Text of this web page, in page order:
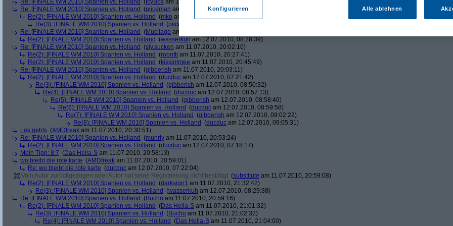
Re: [FINALE WM 2010] Spanien vs. Holland ( IcyBox am 11.07.2010, 17:22:38)
Re: [FINALE WM 2010] Spanien vs. Holland (piiceman am 11.07.2010, 17:42:05)
Re(2): [FINALE WM 2010] Spanien vs. Holland (mko am 11.07.2010, 17:45:00)
Re(3): [FINALE WM 2010] Spanien vs. Holland (piiceman
Re: [FINALE WM 2010] Spanien vs. Holland (Mucilago am 11.07.2010, 19:16:01)
Re(2): [FINALE WM 2010] Spanien vs. Holland (wasserkuh am 12.07.2010, 08:28:39)
Re: [FINALE WM 2010] Spanien vs. Holland (sly.sucken am 11.07.2010, 20:02:10)
Re(2): [FINALE WM 2010] Spanien vs. Holland (robotti am 11.07.2010, 20:27:41)
Re(2): [FINALE WM 2010] Spanien vs. Holland (kissimmee am 11.07.2010, 20:45:49)
Re: [FINALE WM 2010] Spanien vs. Holland (gibberish am 11.07.2010, 20:03:11)
Re(2): [FINALE WM 2010] Spanien vs. Holland (ducduc am 12.07.2010, 07:21:42)
Re(3): [FINALE WM 2010] Spanien vs. Holland (gibberish am 12.07.2010, 08:50:32)
Re(4): [FINALE WM 2010] Spanien vs. Holland (ducduc am 12.07.2010, 08:57:13)
Re(5): [FINALE WM 2010] Spanien vs. Holland (gibberish am 12.07.2010, 08:58:40)
Re(6): [FINALE WM 2010] Spanien vs. Holland (ducduc am 12.07.2010, 08:59:58)
Re(7): [FINALE WM 2010] Spanien vs. Holland (gibberish am 12.07.2010, 09:02:22)
Re(8): [FINALE WM 2010] Spanien vs. Holland (ducduc am 12.07.2010, 09:05:31)
Los gehts (AMDfreak am 11.07.2010, 20:30:51)
Re: [FINALE WM 2010] Spanien vs. Holland (muhrly am 11.07.2010, 20:53:24)
Re(2): [FINALE WM 2010] Spanien vs. Holland (ducduc am 12.07.2010, 07:18:17)
Mein Tipp: 8:7 (Das Hella-S am 11.07.2010, 20:58:13)
wo bleibt die rote karte (AMDfreak am 11.07.2010, 20:59:01)
Re: wo bleibt die rote karte (ducduc am 12.07.2010, 07:22:04)
Vom Autor zurückgezogen oder Autor hat seine Registrierung nicht bestätigt (substitute am 11.07.2010, 20:59:08)
Re(2): [FINALE WM 2010] Spanien vs. Holland (darksign1 am 11.07.2010, 21:32:42)
Re(3): [FINALE WM 2010] Spanien vs. Holland (wasserkuh am 12.07.2010, 08:29:38)
Re: [FINALE WM 2010] Spanien vs. Holland (Bucho am 11.07.2010, 20:59:16)
Re(2): [FINALE WM 2010] Spanien vs. Holland (Das Hella-S am 11.07.2010, 21:01:32)
Re(3): [FINALE WM 2010] Spanien vs. Holland (Bucho am 11.07.2010, 21:02:32)
Re(4): [FINALE WM 2010] Spanien vs. Holland (Das Hella-S am 11.07.2010, 21:04:00)
Konfigurieren Alle ablehnen